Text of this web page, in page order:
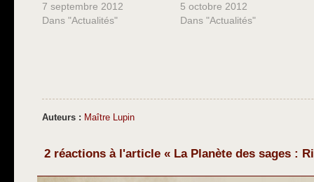
7 septembre 2012
Dans "Actualités"
5 octobre 2012
Dans "Actualités"
Auteurs : Maître Lupin
2 réactions à l'article « La Planète des sages :